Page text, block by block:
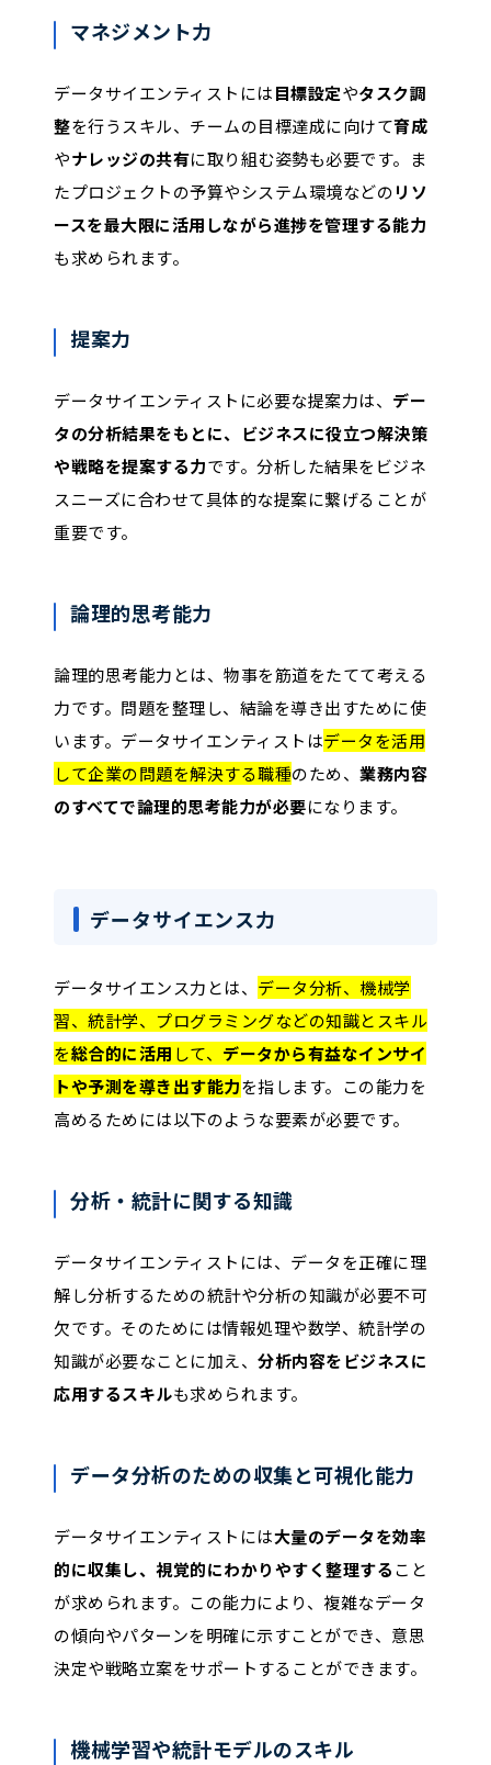
マネジメント力
データサイエンティストには目標設定やタスク調
整を行うスキル、チームの目標達成に向けて育成
やナレッジの共有に取り組む姿勢も必要です。ま
たプロジェクトの予算やシステム環境などのリソ
ースを最大限に活用しながら進捗を管理する能力
も求められます。
提案力
データサイエンティストに必要な提案力は、 デー
タの分析結果をもとに、ビジネスに役立つ解決策
や戦略を提案する力です。分析した結果をビジネ
スニーズに合わせて具体的な提案に繋げることが
重要です。
論理的思考能力
論理的思考能力とは、物事を筋道をたてて考える
力です。問題を整理し、結論を導き出すために使
います。データサイエンティストはデータを活用
して企業の問題を解決する職種のため、 業務内容
のすべてで論理的思考能力が必要になります。
データサイエンス力
データサイエンス力とは、 データ分析、機械学
習、統計学、プログラミングなどの知識とスキル
を総合的に活用 して、 データから有益なインサイ
トや予測を導き出す能力を指します。この能力を
高めるためには以下のような要素が必要です。
分析・統計に関する知識
データサイエンティストには、データを正確に理
解し分析するための統計や分析の知識が必要不可
欠です。そのためには情報処理や数学、統計学の
知識が必要なことに加え、 分析内容をビジネスに
応用するスキルも求められます。
データ分析のための収集と可視化能力
データサイエンティストには大量のデータを効率
的に収集し、視覚的にわかりやすく整理すること
が求められます。この能力により、複雑なデータ
の傾向やパターンを明確に示すことができ、意思
決定や戦略立案をサポートすることができます。
機械学習や統計モデルのスキル